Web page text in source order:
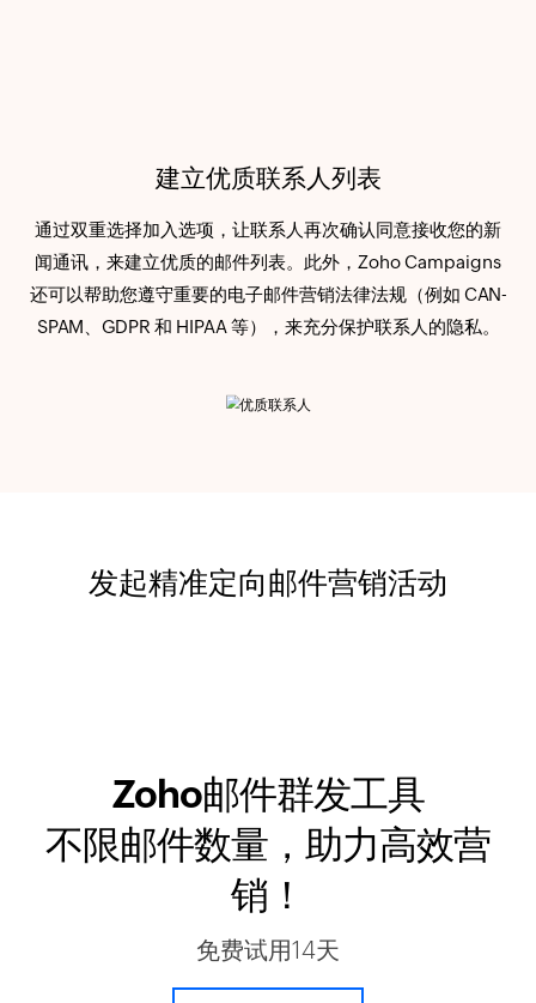
建立优质联系人列表
通过双重选择加入选项，让联系人再次确认同意接收您的新
闻通讯，来建立优质的邮件列表。此外，Zoho Campaigns
还可以帮助您遵守重要的电子邮件营销法律法规（例如 CAN-
SPAM、GDPR 和 HIPAA 等），来充分保护联系人的隐私。
发起精准定向邮件营销活动
Zoho邮件群发工具
不限邮件数量，助力高效营
销！
免费试用14天